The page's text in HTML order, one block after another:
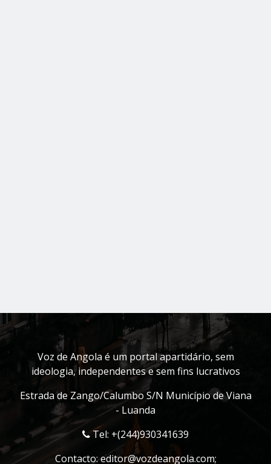
Voz de Angola é um portal apartidário, sem
ideologia, independentes e sem fins lucrativos
Estrada de Zango/Calumbo S/N Município de Viana
- Luanda
Tel: +(244)930341639
Contacto:editor@vozdeangola.com;